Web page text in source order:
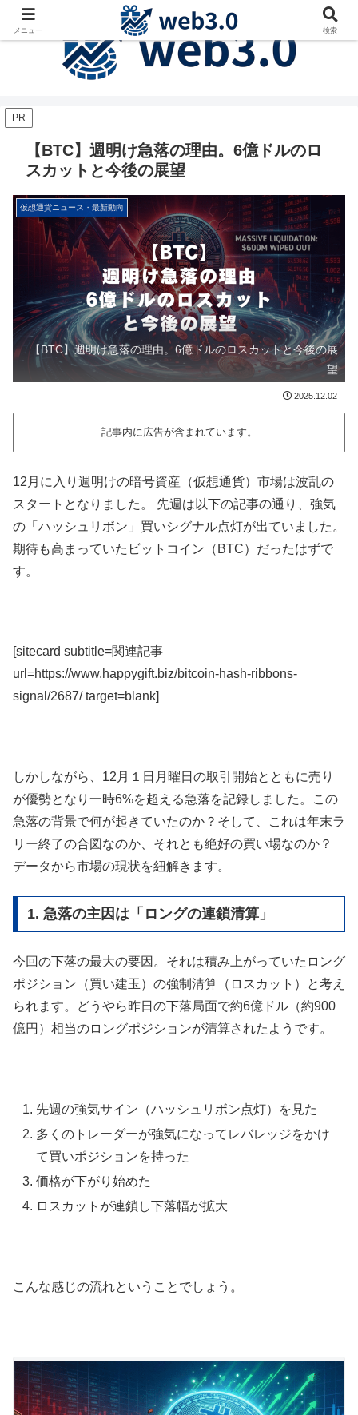
PR
【BTC】週明け急落の理由。6億ドルのロ
スカットと今後の展望
仮想通貨ニュース・最新動向
【BTC】週明け急落の理由。6億ドルのロスカットと今後の展
望
2025.12.02
記事内に広告が含まれています。
12月に入り週明けの暗号資産（仮想通貨）市場は波乱の
スタートとなりました。 先週は以下の記事の通り、強気
の「ハッシュリボン」買いシグナル点灯が出ていました。
期待も高まっていたビットコイン（BTC）だったはずで
す。
[sitecard subtitle=関連記事
url=https://www.happygift.biz/bitcoin-hash-ribbons-
signal/2687/ target=blank]
しかしながら、12月１日月曜日の取引開始とともに売り
が優勢となり一時6%を超える急落を記録しました。この
急落の背景で何が起きていたのか？そして、これは年末ラ
リー終了の合図なのか、それとも絶好の買い場なのか？
データから市場の現状を紐解きます。
1. 急落の主因は「ロングの連鎖清算」
今回の下落の最大の要因。それは積み上がっていたロング
ポジション（買い建玉）の強制清算（ロスカット）と考え
られます。どうやら昨日の下落局面で約6億ドル（約900
億円）相当のロングポジションが清算されたようです。
先週の強気サイン（ハッシュリボン点灯）を見た
多くのトレーダーが強気になってレバレッジをかけ
て買いポジションを持った
価格が下がり始めた
ロスカットが連鎖し下落幅が拡大
こんな感じの流れということでしょう。
メニュー 検索